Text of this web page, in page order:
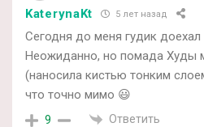
KaterynaKt 5 лет назад
Сегодня до меня гудик доехал
Неожиданно, но помада Худы
(наносила кистью тонким
что точно мимо 😃
9 Ответить